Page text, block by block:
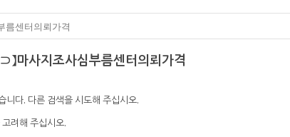
마사지조사심부름센터의뢰가격
니다. 다른 검색을 시도해 주십시오.
려해 주십시오.